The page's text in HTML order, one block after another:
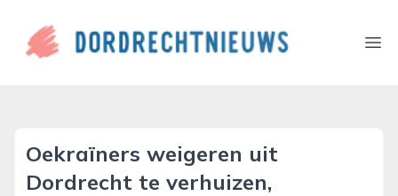
dordrechtnieuws.nl
Oekraïners weigeren uit
Dordrecht te verhuizen,